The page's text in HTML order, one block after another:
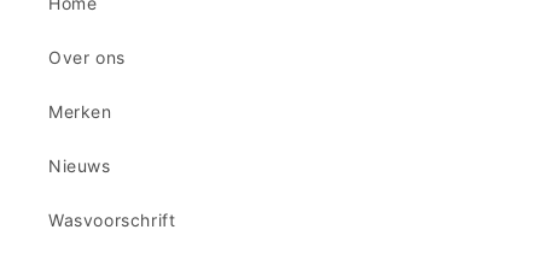
Over ons
Merken
Nieuws
Wasvoorschrift